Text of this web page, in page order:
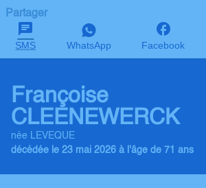
Partager
SMS WhatsApp Facebook
Françoise
CLEENEWERCK
née LEVEQUE
décédée le 23 mai 2026 à l'âge de 71 ans